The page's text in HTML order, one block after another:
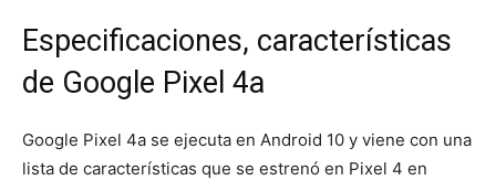
Especificaciones, características
de Google Pixel 4a
Google Pixel 4a se ejecuta en Android 10 y viene con una
lista de características que se estrenó en Pixel 4 en